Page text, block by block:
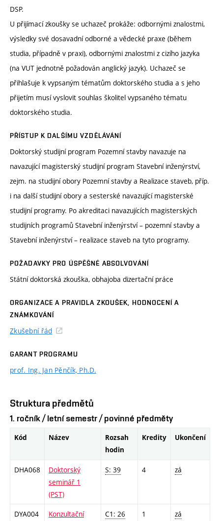
DSP.
U přijímací zkoušky se uchazeč prokáže: odbornými znalostmi,
výsledky své dosavadní odborné a vědecké praxe (během
studia, případně v praxi), odbornými znalostmi z cizího jazyka
(na VUT jednotně požadován anglický jazyk). Uchazeč se
přihlašuje k vypsaným tématům doktorského studia a s jeho
přijetím musí vyslovit souhlas školitel vypsaného tématu
doktorského studia.
PŘÍSTUP K DALŠÍMU VZDĚLÁVÁNÍ
Doktorský studijní program Pozemní stavby navazuje na
navazující magisterský studijní program Stavební inženýrství,
zejm. na studijní obory Pozemní stavby a Realizace staveb, příp.
i na další studijní obory a sesterské navazující magisterské
studijní programy. Po akreditaci navazujících magisterských
studijních programů Stavební inženýrství – pozemní stavby a
Stavební inženýrství – realizace staveb na tyto programy.
POŽADAVKY PRO ÚSPĚŠNÉ ABSOLVOVÁNÍ
Státní doktorská zkouška, obhajoba dizertační práce
ORGANIZACE A PRAVIDLA ZKOUŠEK, HODNOCENÍ A
ZNÁMKOVÁNÍ
Zkušební řád
GARANT PROGRAMU
prof. Ing. Jan Pěnčík, Ph.D.
Struktura předmětů
1. ročník / letní semestr / povinné předměty
Kód Název
Rozsah
hodin
Kredity Ukončení
DHA068
Doktorský
seminář 1
(PST)
S: 39 4 zá
DYA004
Konzultační
C1: 26 1 zá